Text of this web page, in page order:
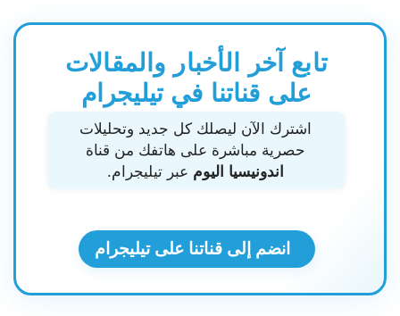
تابع آخر الأخبار والمقالات
على قناتنا في تيليجرام
اشترك الآن ليصلك كل جديد وتحليلات
حصرية مباشرة على هاتفك من قناة
اندونيسيا اليوم عبر تيليجرام.
انضم إلى قناتنا على تيليجرام